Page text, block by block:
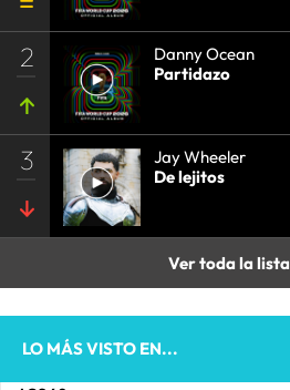
2
Danny Ocean
Partidazo
3
Jay Wheeler
De lejitos
Ver toda la lista
LO MÁS VISTO EN...